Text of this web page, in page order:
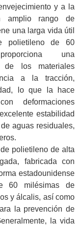
y a la
amplio rango de
una larga vida útil
polietileno de 60
una
de los materiales
a la tracción,
lo que la hace
deformaciones
estabilidad
aguas residuales,
polietileno de alta
fabricada con
estadounidense
60 milésimas de
y álcalis, así como
la prevención de
la vida